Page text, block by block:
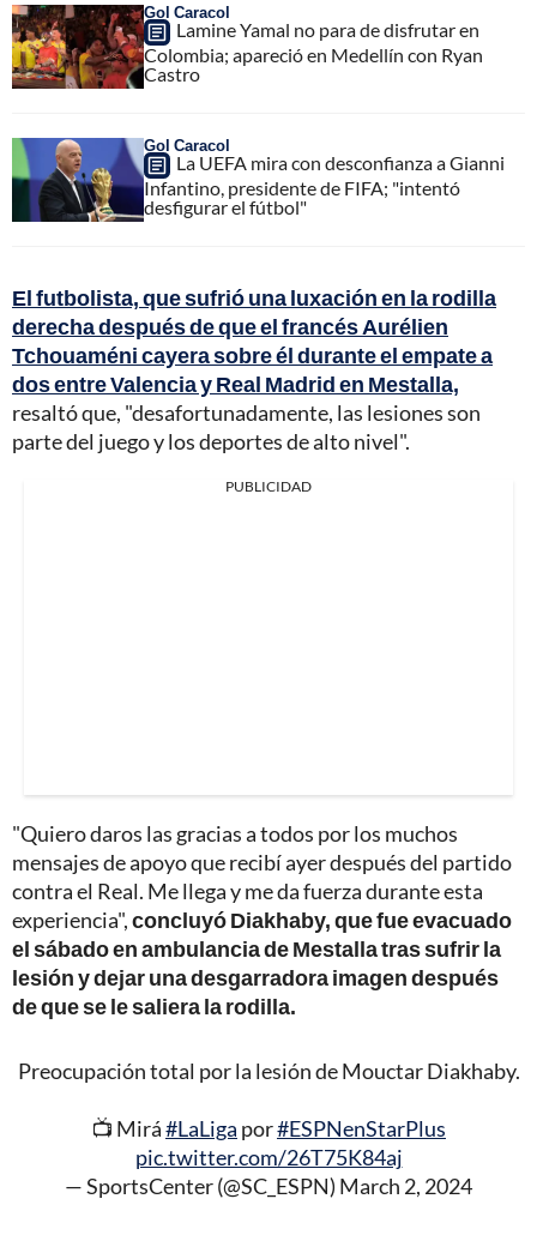
Gol Caracol
Lamine Yamal no para de disfrutar en
Colombia; apareció en Medellín con Ryan
Castro
Gol Caracol
La UEFA mira con desconfianza a Gianni
Infantino, presidente de FIFA; "intentó
desfigurar el fútbol"
El futbolista, que sufrió una luxación en la rodilla
derecha después de que el francés Aurélien
Tchouaméni cayera sobre él durante el empate a
dos entre Valencia y Real Madrid en Mestalla,
resaltó que, "desafortunadamente, las lesiones son
parte del juego y los deportes de alto nivel".
PUBLICIDAD
"Quiero daros las gracias a todos por los muchos
mensajes de apoyo que recibí ayer después del partido
contra el Real. Me llega y me da fuerza durante esta
experiencia",concluyó Diakhaby, que fue evacuado
el sábado en ambulancia de Mestalla tras sufrir la
lesión y dejar una desgarradora imagen después
de que se le saliera la rodilla.
Preocupación total por la lesión de Mouctar Diakhaby.
📺 Mirá#LaLiga por#ESPNenStarPlus
pic.twitter.com/26T75K84aj
— SportsCenter (@SC_ESPN) March 2, 2024